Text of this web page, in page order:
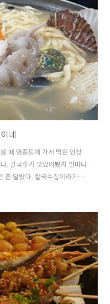
는 만족감이 나를 행복하게 한
도 한 번 가볼만한 것 같다.
네
때 영종도에 가서 먹은 인상
. 칼국수가 맛있어봤자 얼마나
좀 달랐다. 칼국수집이라기보
. 내가 갔을 때는 비도 오고 물
은 없었다. 메뉴는 이것 저것
심이라서 황제해물칼국수를 2
조개 같은 것들이 많이 들어
기 낙지와 전복이 한 마리씩 왔